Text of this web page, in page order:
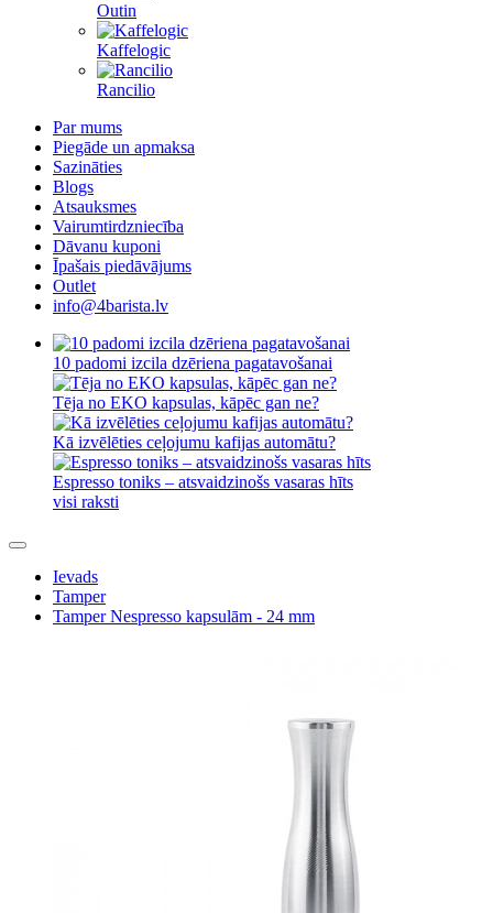
Outin
Kaffelogic
Rancilio
Par mums
Piegāde un apmaksa
Sazināties
Blogs
Atsauksmes
Vairumtirdzniecība
Dāvanu kuponi
Īpašais piedāvājums
Outlet
info@4barista.lv
10 padomi izcila dzēriena pagatavošanai
Tēja no EKO kapsulas, kāpēc gan ne?
Kā izvēlēties ceļojumu kafijas automātu?
Espresso toniks – atsvaidzinošs vasaras hīts
visi raksti
Ievads
Tamper
Tamper Nespresso kapsulām - 24 mm